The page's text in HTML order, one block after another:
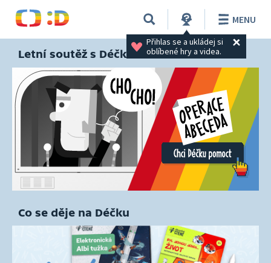
Přihlas se a ukládej si
oblíbené hry a videa.
MENU
Letní soutěž s Déčkem
Co se děje na Déčku